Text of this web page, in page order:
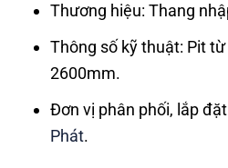
Thương hiệu: Thang
Thông số kỹ thuật: Pit
2600mm.
Đơn vị phân phối, lắp
Phát.